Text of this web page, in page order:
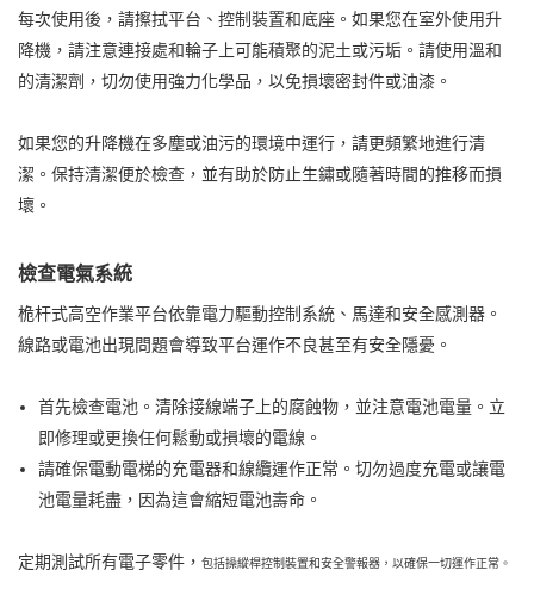
每次使用後，請擦拭平台、控制裝置和底座。如果您在室外使用升
降機，請注意連接處和輪子上可能積聚的泥土或污垢。請使用溫和
的清潔劑，切勿使用強力化學品，以免損壞密封件或油漆。
如果您的升降機在多塵或油污的環境中運行，請更頻繁地進行清
潔。保持清潔便於檢查，並有助於防止生鏽或隨著時間的推移而損
壞。
檢查電氣系統
桅杆式高空作業平台依靠電力驅動控制系統、馬達和安全感測器。
線路或電池出現問題會導致平台運作不良甚至有安全隱憂。
首先檢查電池。清除接線端子上的腐蝕物，並注意電池電量。立
即修理或更換任何鬆動或損壞的電線。
請確保電動電梯的充電器和線纜運作正常。切勿過度充電或讓電
池電量耗盡，因為這會縮短電池壽命。
定期測試所有電子零件， 包括操縱桿控制裝置和安全警報器，以確保一切運作正常。